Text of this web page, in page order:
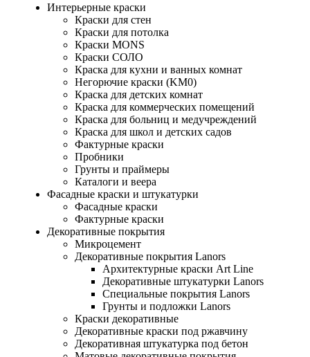
Интерьерные краски
Краски для стен
Краски для потолка
Краски MONS
Краски СОЛО
Краска для кухни и ванных комнат
Негорючие краски (KM0)
Краска для детских комнат
Краска для коммерческих помещений
Краска для больниц и медучреждений
Краска для школ и детских садов
Фактурные краски
Пробники
Грунты и праймеры
Каталоги и веера
Фасадные краски и штукатурки
Фасадные краски
Фактурные краски
Декоративные покрытия
Микроцемент
Декоративные покрытия Lanors
Архитектурные краски Art Line
Декоративные штукатурки Lanors
Специальные покрытия Lanors
Грунты и подложки Lanors
Краски декоративные
Декоративные краски под ржавчину
Декоративная штукатурка под бетон